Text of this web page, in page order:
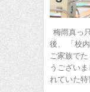
梅雨真っ
後、 「校
ご家族で
うござい
れていた